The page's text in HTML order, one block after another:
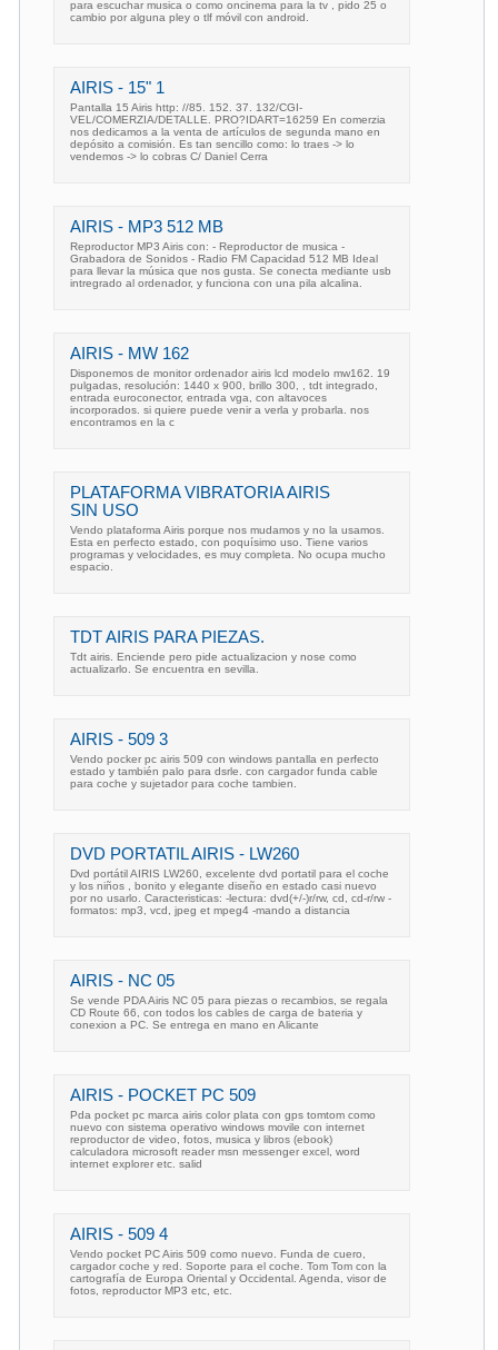
para escuchar musica o como oncinema para la tv , pido 25 o
cambio por alguna pley o tlf móvil con android.
AIRIS - 15" 1
Pantalla 15 Airis http: //85. 152. 37. 132/CGI-
VEL/COMERZIA/DETALLE. PRO?IDART=16259 En comerzia
nos dedicamos a la venta de artículos de segunda mano en
depósito a comisión. Es tan sencillo como: lo traes -> lo
vendemos -> lo cobras C/ Daniel Cerra
AIRIS - MP3 512 MB
Reproductor MP3 Airis con: - Reproductor de musica -
Grabadora de Sonidos - Radio FM Capacidad 512 MB Ideal
para llevar la música que nos gusta. Se conecta mediante usb
intregrado al ordenador, y funciona con una pila alcalina.
AIRIS - MW 162
Disponemos de monitor ordenador airis lcd modelo mw162. 19
pulgadas, resolución: 1440 x 900, brillo 300, , tdt integrado,
entrada euroconector, entrada vga, con altavoces
incorporados. si quiere puede venir a verla y probarla. nos
encontramos en la c
PLATAFORMA VIBRATORIA AIRIS
SIN USO
Vendo plataforma Airis porque nos mudamos y no la usamos.
Esta en perfecto estado, con poquísimo uso. Tiene varios
programas y velocidades, es muy completa. No ocupa mucho
espacio.
TDT AIRIS PARA PIEZAS.
Tdt airis. Enciende pero pide actualizacion y nose como
actualizarlo. Se encuentra en sevilla.
AIRIS - 509 3
Vendo pocker pc airis 509 con windows pantalla en perfecto
estado y también palo para dsrle. con cargador funda cable
para coche y sujetador para coche tambien.
DVD PORTATIL AIRIS - LW260
Dvd portátil AIRIS LW260, excelente dvd portatil para el coche
y los niños , bonito y elegante diseño en estado casi nuevo
por no usarlo. Caracteristicas: -lectura: dvd(+/-)r/rw, cd, cd-r/rw -
formatos: mp3, vcd, jpeg et mpeg4 -mando a distancia
AIRIS - NC 05
Se vende PDA Airis NC 05 para piezas o recambios, se regala
CD Route 66, con todos los cables de carga de bateria y
conexion a PC. Se entrega en mano en Alicante
AIRIS - POCKET PC 509
Pda pocket pc marca airis color plata con gps tomtom como
nuevo con sistema operativo windows movile con internet
reproductor de video, fotos, musica y libros (ebook)
calculadora microsoft reader msn messenger excel, word
internet explorer etc. salid
AIRIS - 509 4
Vendo pocket PC Airis 509 como nuevo. Funda de cuero,
cargador coche y red. Soporte para el coche. Tom Tom con la
cartografía de Europa Oriental y Occidental. Agenda, visor de
fotos, reproductor MP3 etc, etc.